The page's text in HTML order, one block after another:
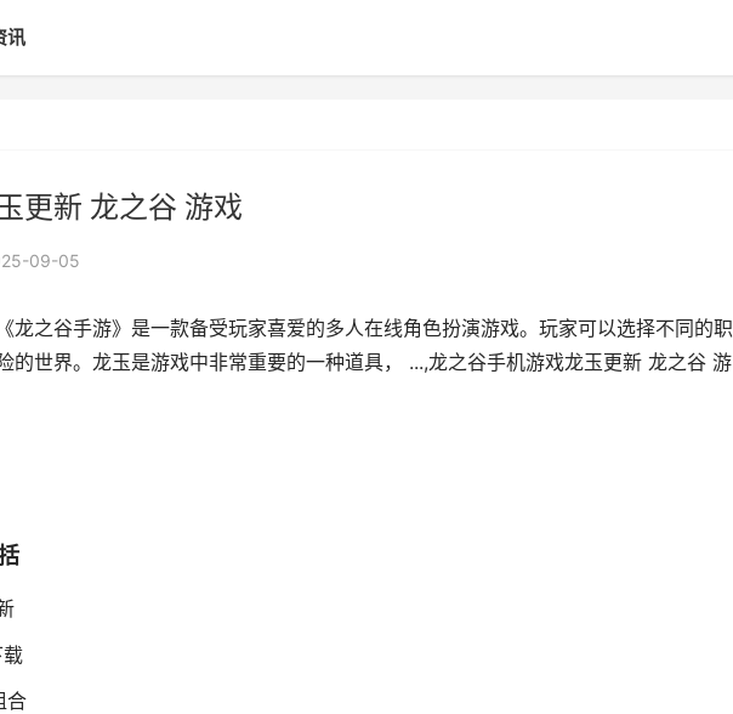
讯
更新 龙之谷 游戏
09-05
龙之谷手游》是一款备受玩家喜爱的多人在线角色扮演游戏。玩家可以选择不同的职
的世界。龙玉是游戏中非常重要的一种道具， ...,龙之谷手机游戏龙玉更新 龙之谷 游
合